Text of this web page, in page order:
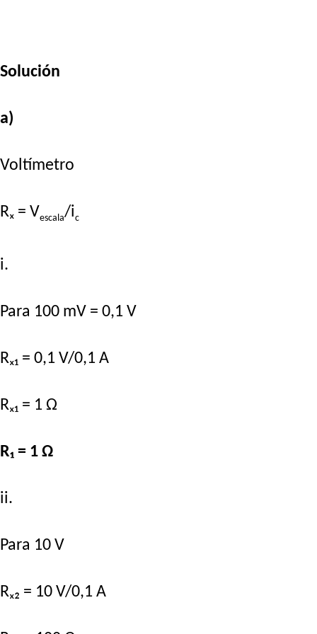
Solución
a)
Voltímetro
Rₓ = Vescala/ic
i.
Para 100 mV = 0,1 V
Rₓ₁ = 0,1 V/0,1 A
Rₓ₁ = 1 Ω
R₁ = 1 Ω
ii.
Para 10 V
Rₓ₂ = 10 V/0,1 A